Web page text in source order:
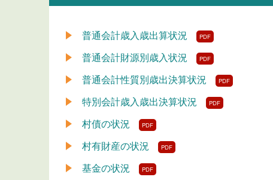
普通会計歳入歳出算状況
普通会計財源別歳入状況
普通会計性質別歳出決算状況
特別会計歳入歳出決算状況
村債の状況
村有財産の状況
基金の状況